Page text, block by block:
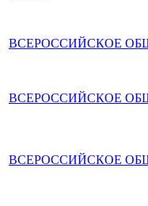
ВСЕРОССИЙСКОЕ
ВСЕРОССИЙСКОЕ
ВСЕРОССИЙСКОЕ